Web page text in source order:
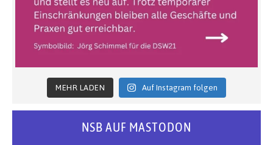
MEHR LADEN Auf Instagram folgen
NSB AUF MASTODON